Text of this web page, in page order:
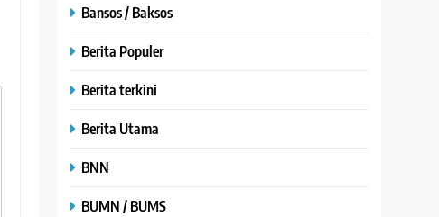
Bansos / Baksos
Berita Populer
Berita terkini
Berita Utama
BNN
BUMN / BUMS